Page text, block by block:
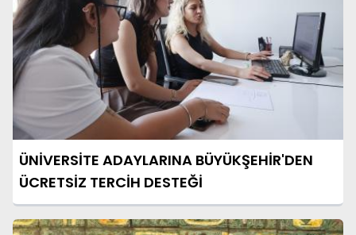
ÜNİVERSİTE ADAYLARINA BÜYÜKŞEHİR'DEN
ÜCRETSİZ TERCİH DESTEĞİ